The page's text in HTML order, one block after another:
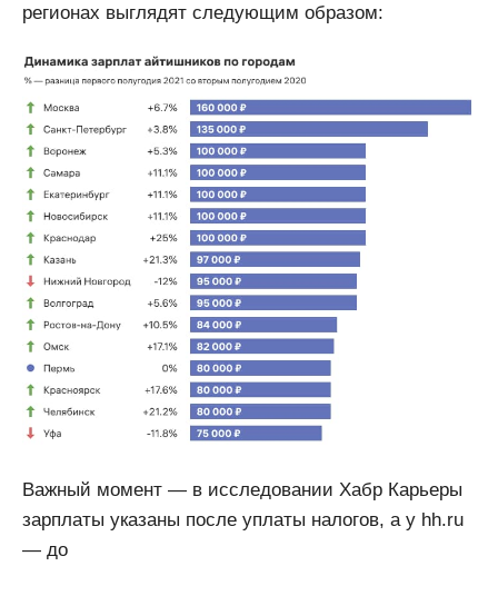
регионах выглядят следующим образом:
Важный момент — в исследовании Хабр Карьеры
зарплаты указаны после уплаты налогов, а у hh.ru
— до